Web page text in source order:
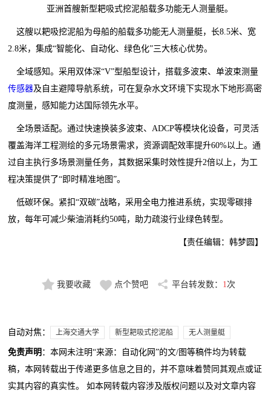
亚洲首艘新型耙吸式挖泥船载多功能无人测量艇。
这艘以耙吸挖泥船为母船的船载多功能无人测量艇，长8.5米、宽
2.8米，集成“智能化、自动化、绿色化”三大核心优势。
全域感知。采用双体深“V”型船型设计，搭载多波束、单波束测量
传感器及自主避障导航系统，可在复杂水文环境下实现水下地形高密
度测量，感知能力达国际领先水平。
全场景适配。通过快速换装多波束、ADCP等模块化设备，可灵活
覆盖海洋工程测绘的多元场景需求，资源调配效率提升60%以上。通
过自主执行多场景测量任务，其数据采集时效性提升2倍以上，为工
程决策提供了“即时精准地图”。
低碳环保。紧扣“双碳”战略，采用全电力推进系统，实现零碳排
放，每年可减少柴油消耗约50吨，助力疏浚行业绿色转型。
【责任编辑：韩梦圆】
我要收藏 点个赞吧 平台转发数： 1 次
自动对焦： 上海交通大学 新型耙吸式挖泥船 无人测量艇
免责声明 ：本网未注明“来源：自动化网”的文/图等稿件均为转载
稿，本网转载出于传递更多信息之目的，并不意味着赞同其观点或证
实其内容的真实性。 如本网转载内容涉及版权问题以及对文章内容